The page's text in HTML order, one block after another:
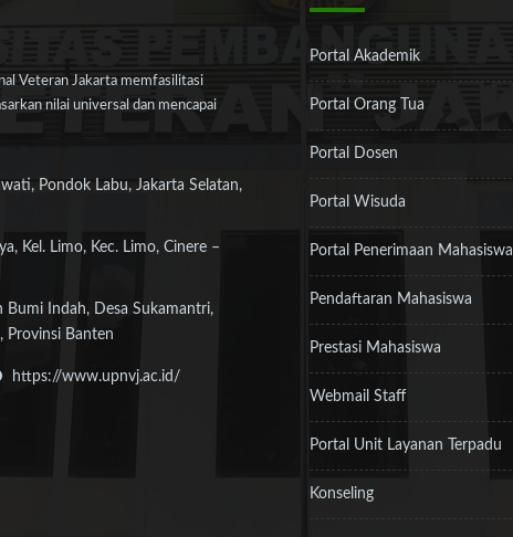
Veteran Jakarta memfasilitasi
nilai universal dan mencapai
Pondok Labu, Jakarta Selatan,
Kel. Limo, Kec. Limo, Cinere –
Bumi Indah, Desa Sukamantri,
Provinsi Banten
https://www.upnvj.ac.id/
Portal Akademik
Portal Orang Tua
Portal Dosen
Portal Wisuda
Portal Penerimaan Mahasiswa
Pendaftaran Mahasiswa
Prestasi Mahasiswa
Webmail Staff
Portal Unit Layanan Terpadu
Konseling